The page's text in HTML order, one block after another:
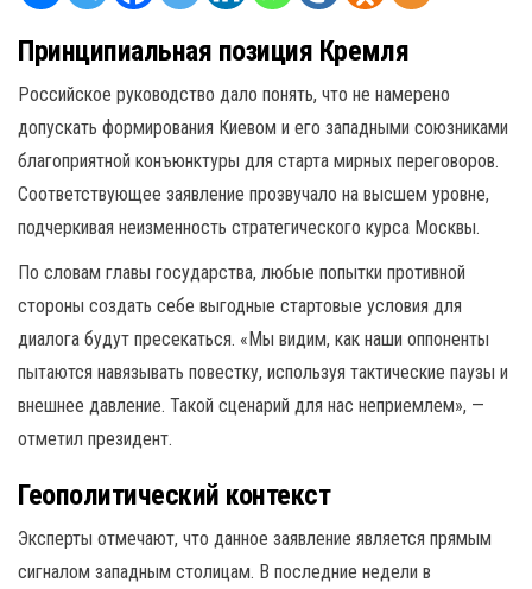
Принципиальная позиция Кремля
Российское руководство дало понять, что не намерено
допускать формирования Киевом и его западными союзниками
благоприятной конъюнктуры для старта мирных переговоров.
Соответствующее заявление прозвучало на высшем уровне,
подчеркивая неизменность стратегического курса Москвы.
По словам главы государства, любые попытки противной
стороны создать себе выгодные стартовые условия для
диалога будут пресекаться. «Мы видим, как наши оппоненты
пытаются навязывать повестку, используя тактические паузы и
внешнее давление. Такой сценарий для нас неприемлем», —
отметил президент.
Геополитический контекст
Эксперты отмечают, что данное заявление является прямым
сигналом западным столицам. В последние недели в